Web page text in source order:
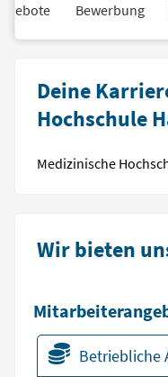
Bewerbung
Deine
Hochschule
Medizinische
Wir bieten
Betriebliche